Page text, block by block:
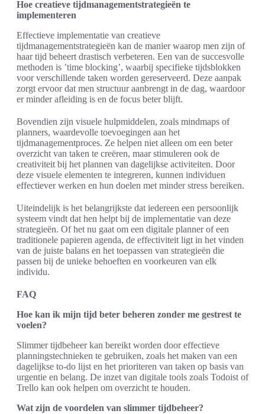
Hoe creatieve tijdmanagementstrategieën te
implementeren
Effectieve implementatie van creatieve
tijdmanagementstrategieën kan de manier waarop men zijn of
haar tijd beheert drastisch verbeteren. Een van de succesvolle
methoden is ’time blocking’, waarbij specifieke tijdsblokken
voor verschillende taken worden gereserveerd. Deze aanpak
zorgt ervoor dat men structuur aanbrengt in de dag, waardoor
er minder afleiding is en de focus beter blijft.
Bovendien zijn visuele hulpmiddelen, zoals mindmaps of
planners, waardevolle toevoegingen aan het
tijdmanagementproces. Ze helpen niet alleen om een beter
overzicht van taken te creëren, maar stimuleren ook de
creativiteit bij het plannen van dagelijkse activiteiten. Door
deze visuele elementen te integreren, kunnen individuen
effectiever werken en hun doelen met minder stress bereiken.
Uiteindelijk is het belangrijkste dat iedereen een persoonlijk
systeem vindt dat hen helpt bij de implementatie van deze
strategieën. Of het nu gaat om een digitale planner of een
traditionele papieren agenda, de effectiviteit ligt in het vinden
van de juiste balans en het toepassen van strategieën die
passen bij de unieke behoeften en voorkeuren van elk
individu.
FAQ
Hoe kan ik mijn tijd beter beheren zonder me gestrest te
voelen?
Slimmer tijdbeheer kan bereikt worden door effectieve
planningstechnieken te gebruiken, zoals het maken van een
dagelijkse to-do lijst en het prioriteren van taken op basis van
urgentie en belang. De inzet van digitale tools zoals Todoist of
Trello kan ook helpen om overzicht te houden.
Wat zijn de voordelen van slimmer tijdbeheer?